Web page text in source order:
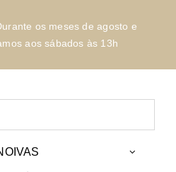
os meses de agosto e
aos sábados às 13h